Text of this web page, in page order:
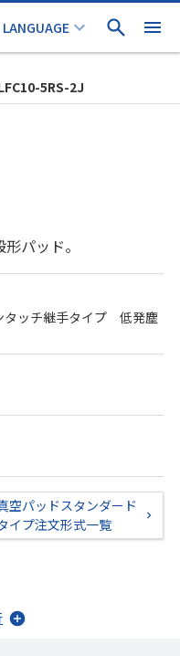
5RS-2J
パッド。
ッチ継手タイプ 低発塵
空パッドスタンダード
イプ注文形式一覧